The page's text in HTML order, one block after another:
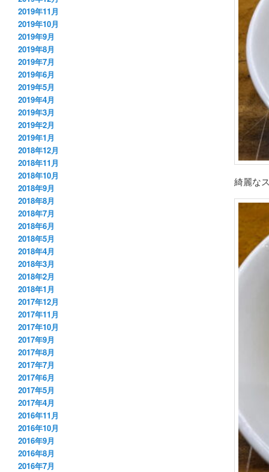
綺麗な
2019年11月
2019年10月
2019年9月
2019年8月
2019年7月
2019年6月
2019年5月
2019年4月
2019年3月
2019年2月
2019年1月
2018年12月
2018年11月
2018年10月
2018年9月
2018年8月
2018年7月
2018年6月
2018年5月
2018年4月
2018年3月
2018年2月
2018年1月
2017年12月
2017年11月
2017年10月
2017年9月
2017年8月
2017年7月
2017年6月
2017年5月
2017年4月
2016年11月
2016年10月
2016年9月
2016年8月
2016年7月